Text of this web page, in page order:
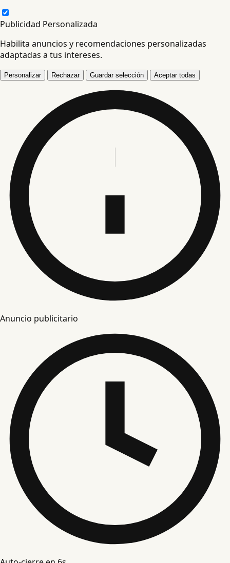
Publicidad Personalizada
Habilita anuncios y recomendaciones personalizadas
adaptadas a tus intereses.
Personalizar Rechazar Guardar selección Aceptar todas
Anuncio publicitario